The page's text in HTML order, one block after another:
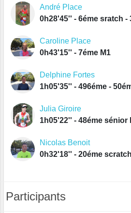
André Place
0h28'45'' - 6éme sratch -
Caroline Place
0h43'15'' - 7éme M1
Delphine Fortes
1h05'35'' - 496éme -
Julia Giroire
1h05'22'' - 48éme sénior
Nicolas Benoit
0h32'18'' - 20éme scratch
Participants